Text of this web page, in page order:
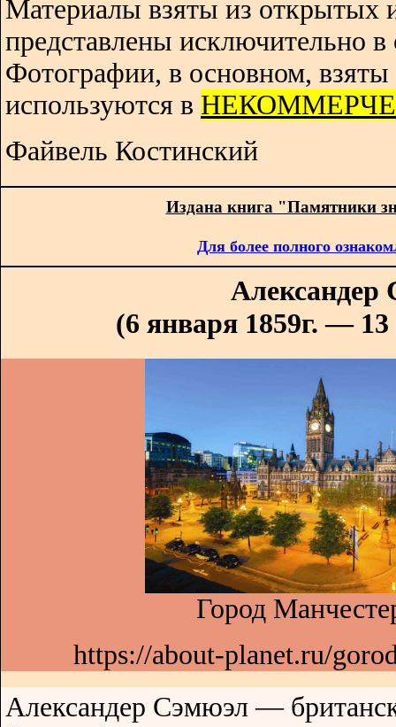
Материалы взяты из открытых
представлены исключительно
Фотографии, в основном, взяты
используются в
Файвель Костинский
Издана книга "Памятники
Для более полного
Александер
(6 января 1859г. — 13
Город
https://about-planet.ru/
Александер Сэмюэл —